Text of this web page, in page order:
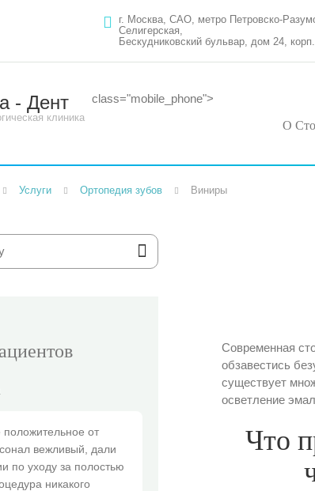
г. Москва, САО, метро Петровско-
Селигерская,
Бескудниковский бульвар, дом 24,
- Дент
клиника
class="mobile_phone">
О
Услуги Ортопедия зубов Виниры
положительное от
вежливый, дали
по уходу за полостью
никакого
Современная
обзавестись
существует
осветление
Что